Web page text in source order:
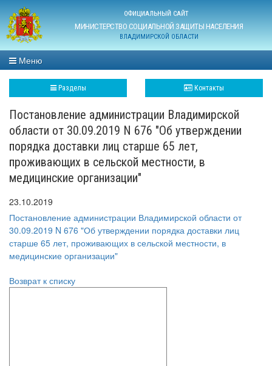
ОФИЦИАЛЬНЫЙ САЙТ
МИНИСТЕРСТВО СОЦИАЛЬНОЙ ЗАЩИТЫ НАСЕЛЕНИЯ
ВЛАДИМИРСКОЙ ОБЛАСТИ
Меню
Разделы Контакты
Постановление администрации Владимирской
области от 30.09.2019 N 676 "Об утверждении
порядка доставки лиц старше 65 лет,
проживающих в сельской местности, в
медицинские организации"
23.10.2019
Постановление администрации Владимирской области от
30.09.2019 N 676 "Об утверждении порядка доставки лиц
старше 65 лет, проживающих в сельской местности, в
медицинские организации"
Возврат к списку